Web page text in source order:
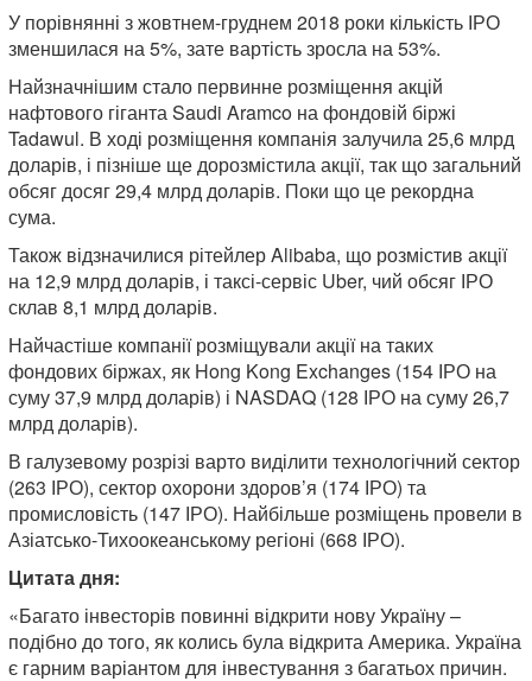
У порівнянні з жовтнем-груднем 2018 роки кількість ІРО
зменшилася на 5%, зате вартість зросла на 53%.
Найзначнішим стало первинне розміщення акцій
нафтового гіганта Saudi Aramco на фондовій біржі
Tadawul. В ході розміщення компанія залучила 25,6 млрд
доларів, і пізніше ще дорозмістила акції, так що загальний
обсяг досяг 29,4 млрд доларів. Поки що це рекордна
сума.
Також відзначилися рітейлер Alibaba, що розмістив акції
на 12,9 млрд доларів, і таксі-сервіс Uber, чий обсяг ІРО
склав 8,1 млрд доларів.
Найчастіше компанії розміщували акції на таких
фондових біржах, як Hong Kong Exchanges (154 ІРО на
суму 37,9 млрд доларів) і NASDAQ (128 ІРО на суму 26,7
млрд доларів).
В галузевому розрізі варто виділити технологічний сектор
(263 ІРО), сектор охорони здоров’я (174 ІРО) та
промисловість (147 ІРО). Найбільше розміщень провели в
Азіатсько-Тихоокеанському регіоні (668 ІРО).
Цитата дня:
«Багато інвесторів повинні відкрити нову Україну –
подібно до того, як колись була відкрита Америка. Україна
є гарним варіантом для інвестування з багатьох причин.